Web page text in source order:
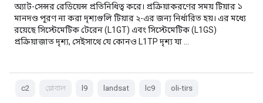
অ্যাট-সেন্সর রেডিয়েন্স প্রতিনিধিত্ব করে। প্রক্রিয়াকরণের সময় টিয়ার ১
মানদণ্ড পূরণ না করা দৃশ্যগুলি টিয়ার ২-এর জন্য নির্ধারিত হয়। এর মধ্যে
রয়েছে সিস্টেমেটিক টেরেন (L1GT) এবং সিস্টেমেটিক (L1GS)
প্রক্রিয়াজাত দৃশ্য, সেইসাথে যে কোনও L1TP দৃশ্য যা …
c2 গ্লোবাল l9 landsat lc9 oli-tirs